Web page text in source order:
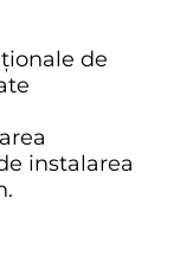
de
instalarea